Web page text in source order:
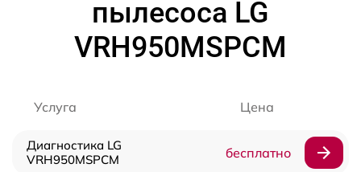
пылесоса LG
VRH950MSPCM
Услуга Цена
Диагностика LG
VRH950MSPCM
бесплатно